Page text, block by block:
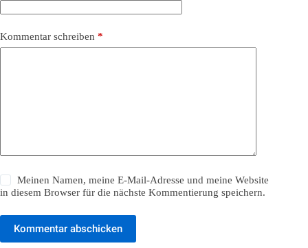
Kommentar schreiben *
Meinen Namen, meine E-Mail-Adresse und meine Website
in diesem Browser für die nächste Kommentierung speichern.
Kommentar abschicken